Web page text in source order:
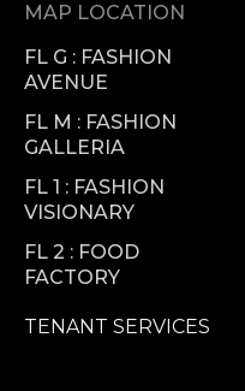
MAP LOCATION
FL G : FASHION
AVENUE
FL M : FASHION
GALLERIA
FL 1 : FASHION
VISIONARY
FL 2 : FOOD
FACTORY
TENANT SERVICES